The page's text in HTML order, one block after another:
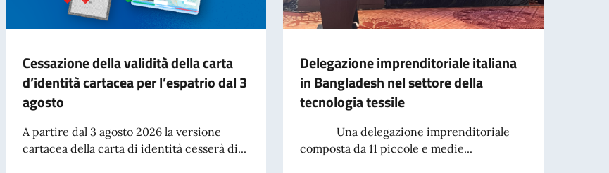
Cessazione della validità della carta
d’identità cartacea per l’espatrio dal 3
agosto
A partire dal 3 agosto 2026 la versione
cartacea della carta di identità cesserà di...
Delegazione imprenditoriale italiana
in Bangladesh nel settore della
tecnologia tessile
Una delegazione imprenditoriale
composta da 11 piccole e medie...